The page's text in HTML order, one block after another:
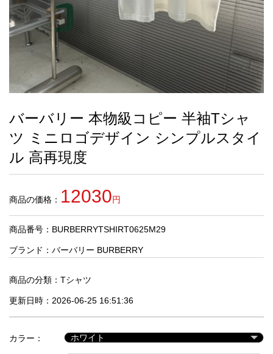
す
す
め
商
人
気
商
セ
ル
バーバリー 本物級コピー 半袖Tシャ
ツ ミニロゴデザイン シンプルスタイ
ル 高再現度
商品の価格： 12030円
商品番号：BURBERRYTSHIRT0625M29
ブランド： バーバリー BURBERRY
商品の分類： Tシャツ
更新日時：2026-06-25 16:51:36
カラー：